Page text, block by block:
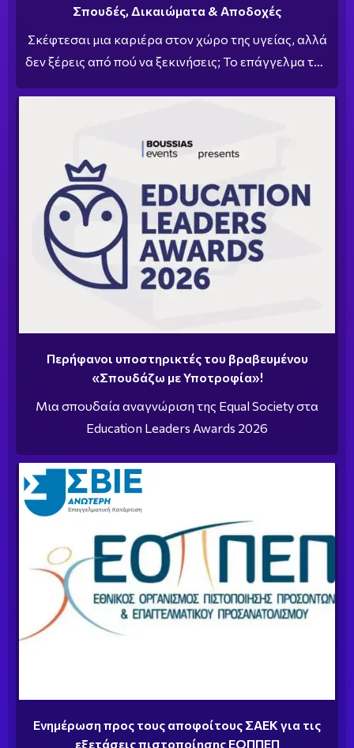
Σπουδές, Δικαιώματα & Αποδοχές
Σκέφτεσαι μια καριέρα στον χώρο της υγείας, αλλά
δεν ξέρεις από πού να ξεκινήσεις; Το επάγγελμα του
Περήφανοι υποστηρικτές του βραβευμένου
«Σπουδάζω με Υποτροφία»!
Μια σπουδαία αναγνώριση της Equal Society στα
Education Leaders Awards 2026
Ενημέρωση προς τους αποφοίτους ΣΑΕΚ για τις
εξετάσεις πιστοποίησης ΕΟΠΠΕΠ